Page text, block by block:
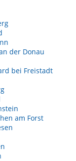
der Donau
bei Freistadt
am Forst